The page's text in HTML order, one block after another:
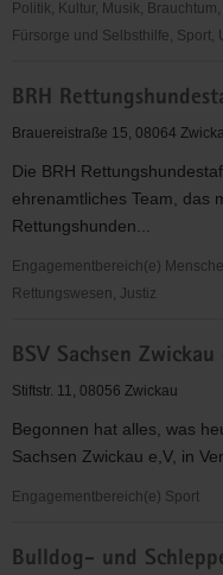
Politik, Kultur, Musik,
Fürsorge und Selbsthilfe, Sport,
und
Sehbehinderten
Sachsen
e.
V.,
Kreisorganisation
Zwickau
BRH
Brauereistraße 15, 08064
Die BRH
ehrenamtliches Team, das
Rettungshunden...
Engagementbereich(e)
Rettungswesen, Justiz
Rettungshundestaffel
Südwestsachsen
BSV Sachsen Zwickau
Stiftstr. 11, 08056 Zwickau
Begonnen hat alles, was
Sachsen Zwickau e,V, in
Engagementbereich(e) Sport
Sachsen
Bulldog- und